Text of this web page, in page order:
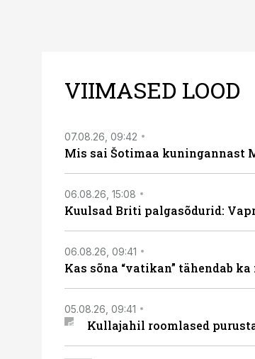
VIIMASED LOOD
07.08.26, 09:42
Mis sai Šotimaa kuningannast
06.08.26, 15:08
Kuulsad Briti palgasõdurid:
06.08.26, 09:41
Kas sõna “vatikan” tähendab
05.08.26, 09:41
Kullajahil roomlased